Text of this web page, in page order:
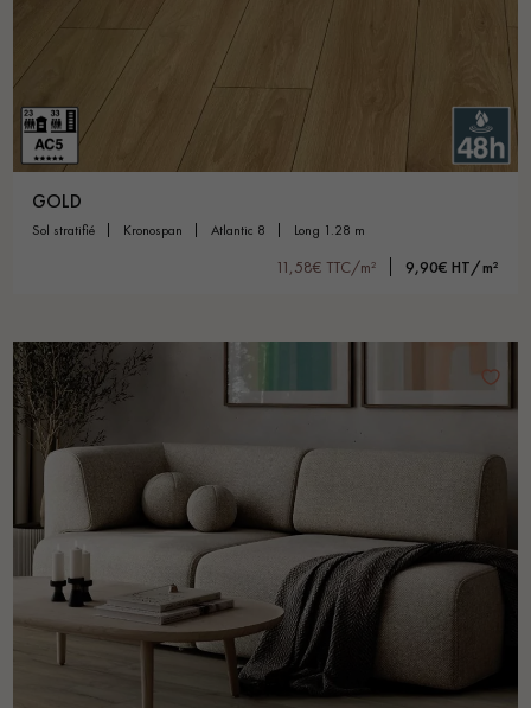
GOLD
sol stratifié kronospan atlantic 8 long 1.28 m
11,58€ TTC/m² 9,90€ HT/m²